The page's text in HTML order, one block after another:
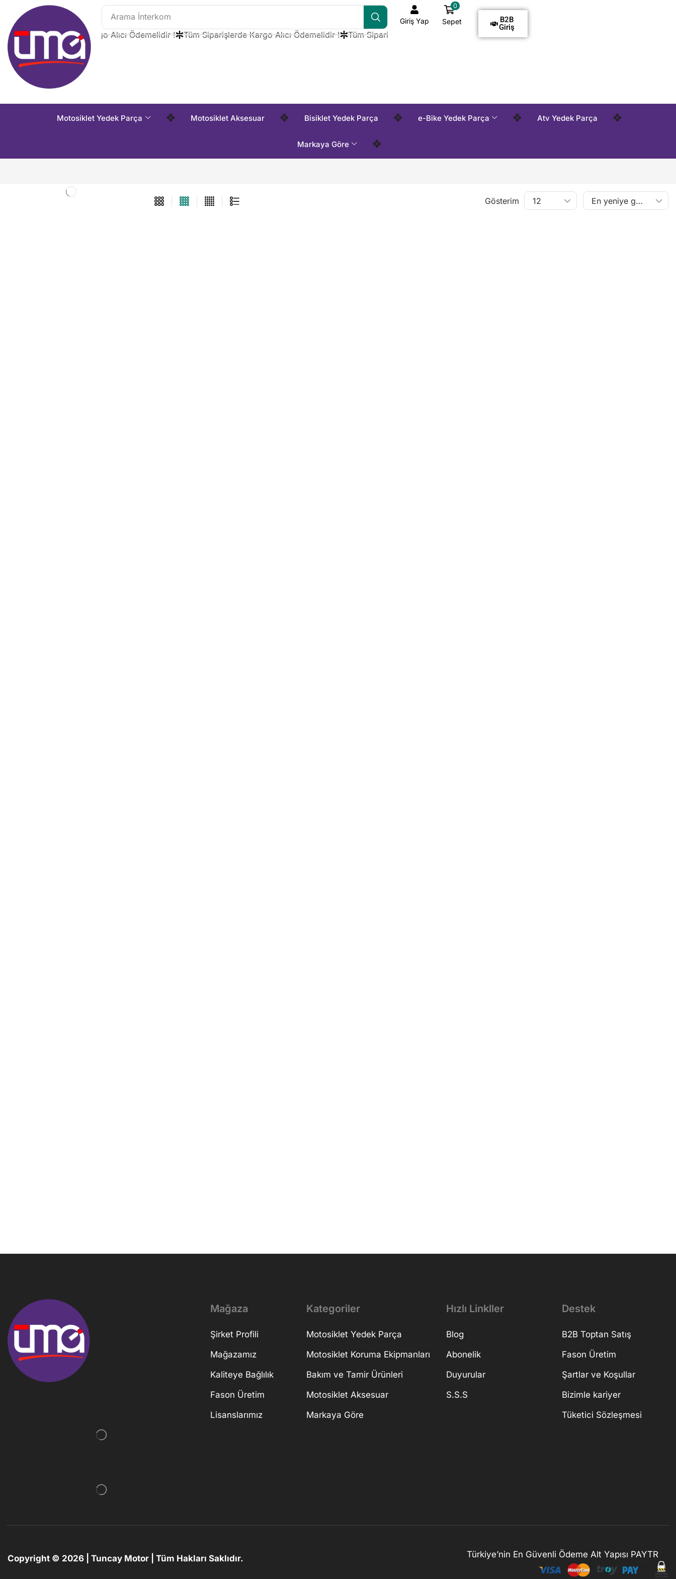
Arama İnterkom
Tüm Siparişlerde Kargo Alıcı Ödemelidir ! Tüm Siparişlerde Kargo Alıcı Ödemelidir ! Tüm Siparişlerde Kargo Alıcı Ödemelidir ! Tüm Siparişlerde Kargo Alıcı Ödemelidir !
Giriş Yap
0
Sepet
B2B
Giriş
Motosiklet Yedek Parça ❖ Motosiklet Aksesuar ❖ Bisiklet Yedek Parça ❖ e-Bike Yedek Parça ❖ Atv Yedek Parça ❖
Markaya Göre ❖
Gösterim
Mağaza
Şirket Profili
Mağazamız
Kaliteye Bağlılık
Fason Üretim
Lisanslarımız
Kategoriler
Motosiklet Yedek Parça
Motosiklet Koruma Ekipmanları
Bakım ve Tamir Ürünleri
Motosiklet Aksesuar
Markaya Göre
Hızlı Linkller
Blog
Abonelik
Duyurular
S.S.S
Destek
B2B Toptan Satış
Fason Üretim
Şartlar ve Koşullar
Bizimle kariyer
Tüketici Sözleşmesi
Copyright © 2026 | Tuncay Motor | Tüm Hakları Saklıdır. Türkiye’nin En Güvenli Ödeme Alt Yapısı PAYTR